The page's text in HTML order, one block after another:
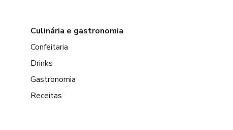
Culinária e gastronomia
Confeitaria
Drinks
Gastronomia
Receitas